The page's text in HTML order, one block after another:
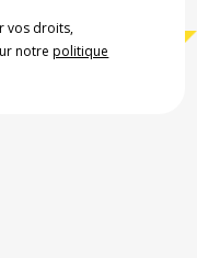
vos droits,
notrepolitique